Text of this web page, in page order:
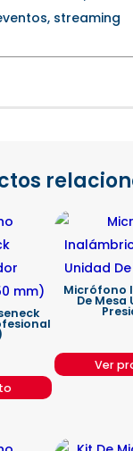
streaming
Micrófono
De Mesa
Ver